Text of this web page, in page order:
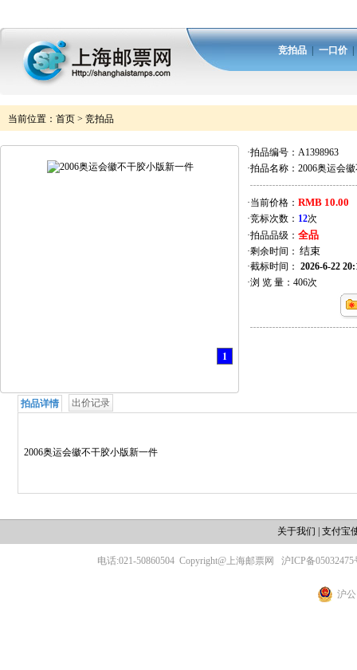
竞拍品 一口价
当前位置： 首页 > 竞拍品
1
·拍品编号： A1398963
·拍品名称： 2006奥运会
·当前价格： RMB 10.00
·竞标次数： 12次
·拍品品级： 全品
·剩余时间：
·截标时间： 2026-6-22
·浏 览 量： 406次
拍品详情 出价记录
2006奥运会徽不干胶小版新一件
关于我们 支付宝
电话:021-50860504 Copyright@上海邮票网 沪ICP备05032475
沪公